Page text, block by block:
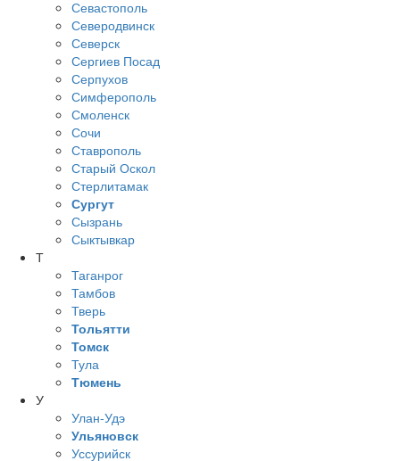
Севастополь
Северодвинск
Северск
Сергиев Посад
Серпухов
Симферополь
Смоленск
Сочи
Ставрополь
Старый Оскол
Стерлитамак
Сургут
Сызрань
Сыктывкар
Т
Таганрог
Тамбов
Тверь
Тольятти
Томск
Тула
Тюмень
У
Улан-Удэ
Ульяновск
Уссурийск